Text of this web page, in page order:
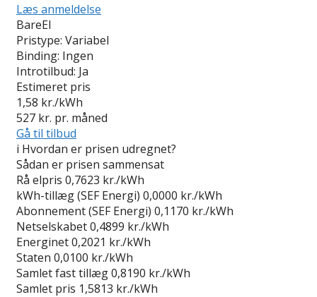
Læs anmeldelse
BareEl
Pristype: Variabel
Binding: Ingen
Introtilbud: Ja
Estimeret pris
1,58 kr./kWh
527 kr. pr. måned
Gå til tilbud
i Hvordan er prisen udregnet?
Sådan er prisen sammensat
Rå elpris 0,7623 kr./kWh
kWh-tillæg (SEF Energi) 0,0000 kr./kWh
Abonnement (SEF Energi) 0,1170 kr./kWh
Netselskabet0,4899 kr./kWh
Energinet0,2021 kr./kWh
Staten 0,0100 kr./kWh
Samlet fast tillæg0,8190 kr./kWh
Samlet pris 1,5813 kr./kWh